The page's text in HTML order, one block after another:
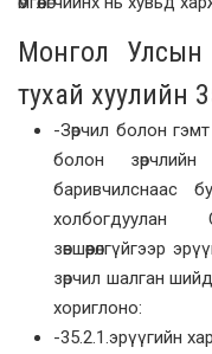
Монгол
тухай хуулийн
-Зөрчил болон
болон
баривчилснаас
холбогдуулан
зөвшөөрөлгүйгээр
зөрчил шалган
хориглоно:
-35.2.1.эрүүгийн